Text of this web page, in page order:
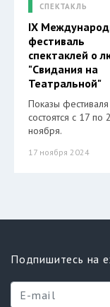
СПЕКТАКЛЬ
IX
фестиваль
спектаклей о
"Свидания на
Театральной"
Показы фестиваля
состоятся с 17 по
ноября.
17 ноября 2024
Подпишитесь на